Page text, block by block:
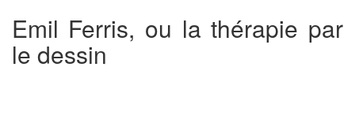
Emil Ferris, ou la thérapie par
le dessin